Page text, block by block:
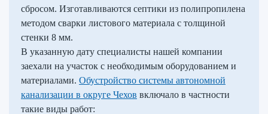
сбросом. Изготавливаются септики из полипропилена
методом сварки листового материала с толщиной
стенки 8 мм.
В указанную дату специалисты нашей компании
заехали на участок с необходимым оборудованием и
материалами. Обустройство системы автономной
канализации в округе Чехов включало в частности
такие виды работ: